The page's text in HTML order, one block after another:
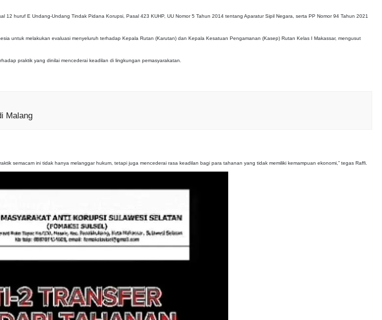
huruf E Undang-Undang Tindak Pidana Korupsi, Pasal 423 KUHP, UU Nomor 5 Tahun 2014 tentang Aparatur Sipil Negara, serta PP Nomor 94 Tahun 2021
untuk melakukan evaluasi menyeluruh terhadap Kepala Rutan (Karutan) dan Kepala Kesatuan Pengamanan (Kasep) Rutan Kelas I Makassar, mengusut
praktik yang dinilai mencederai keadilan di lingkungan pemasyarakatan.
Malang
semacam ini tidak hanya melanggar hukum, tetapi juga mencederai rasa keadilan bagi para tahanan yang tidak memiliki kemampuan ekonomi,” tegas Raffi.